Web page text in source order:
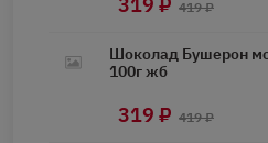
319 ₽ 419 ₽
Шоколад Бушерон
100г жб
319 ₽ 419 ₽